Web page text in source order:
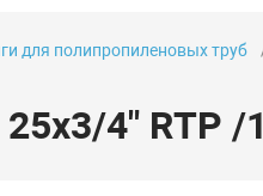
для полипропиленовых труб
4" RTP